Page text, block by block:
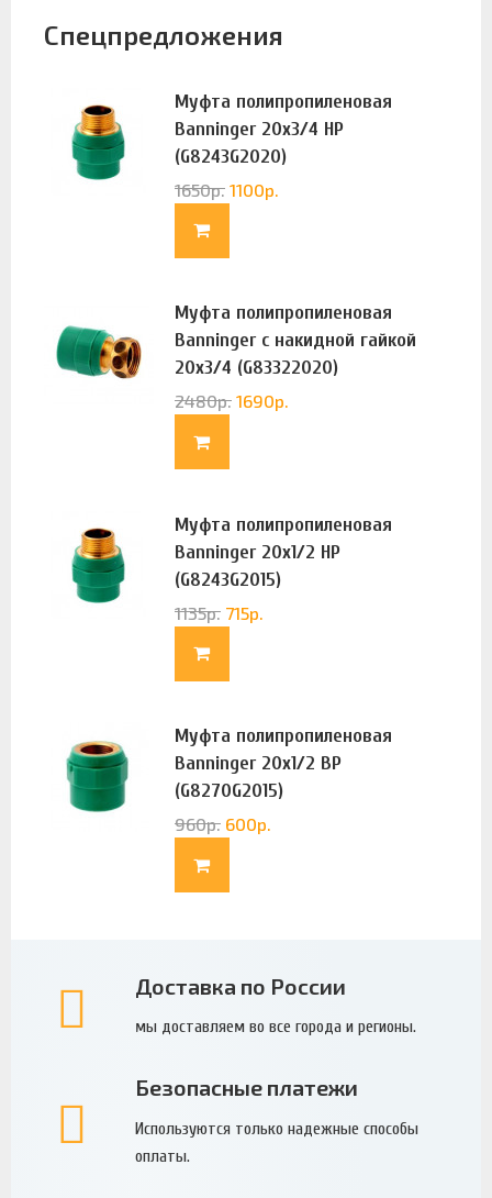
Спецпредложения
Муфта полипропиленовая
Banninger 20х3/4 НР
(G8243G2020)
1650р. 1100р.
Муфта полипропиленовая
Banninger с накидной гайкой
20х3/4 (G83322020)
2480р. 1690р.
Муфта полипропиленовая
Banninger 20х1/2 НР
(G8243G2015)
1135р. 715р.
Муфта полипропиленовая
Banninger 20х1/2 ВР
(G8270G2015)
960р. 600р.
Доставка по России
мы доставляем во все города и регионы.
Безопасные платежи
Используются только надежные способы
оплаты.